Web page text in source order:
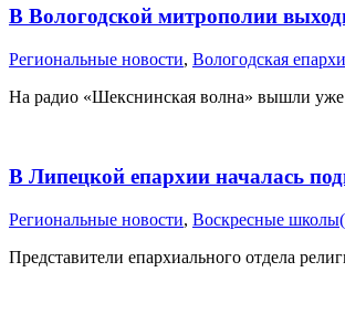
В Вологодской митрополии
Pегиональные новости, Вологодская
На радио «Шекснинская волна» вышли
В Липецкой епархии началась
Pегиональные новости, Воскресные
Представители епархиального отдела